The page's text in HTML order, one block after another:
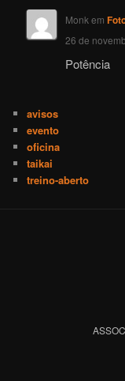
Monk em
26 de
Potência
avisos
evento
oficina
taikai
treino-aberto